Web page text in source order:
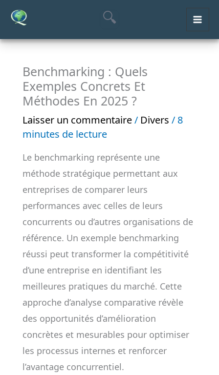
Aller
contenu
Benchmarking : Quels
Exemples Concrets Et
Méthodes En 2025 ?
Laisser un commentaire / Divers / 8
minutes de lecture
Le benchmarking représente une
méthode stratégique permettant aux
entreprises de comparer leurs
performances avec celles de leurs
concurrents ou d’autres organisations de
référence. Un exemple benchmarking
réussi peut transformer la compétitivité
d’une entreprise en identifiant les
meilleures pratiques du marché. Cette
approche d’analyse comparative révèle
des opportunités d’amélioration
concrètes et mesurables pour optimiser
les processus internes et renforcer
l’avantage concurrentiel.